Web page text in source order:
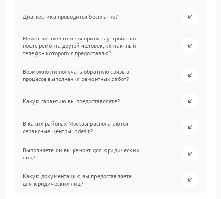
Диагностика проводится бесплатно?
Может ли вместо меня принять устройство
после ремонта другой человек, контактный
телефон которого я предоставлю?
Возможно ли получать обратную связь в
процессе выполнения ремонтных работ?
Какую гарантию вы предоставляете?
В каких районах Москвы располагаются
сервисные центры Indesit?
Выполняете ли вы ремонт для юридических
лиц?
Какую документацию вы предоставляете
для юридических лиц?